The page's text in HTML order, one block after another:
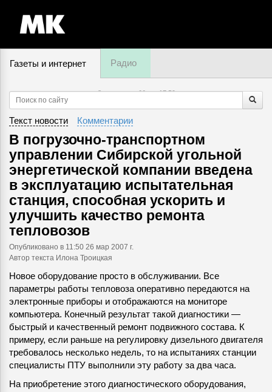
Газеты и интернет Радио
8 августа, суббота,17:59
Текст новости Комментарии
В погрузочно-транспортном
управлении Сибирской угольной
энергетической компании введена
в эксплуатацию испытательная
станция, способная ускорить и
улучшить качество ремонта
тепловозов
Опубликовано в 11:50 26 мар 2007 г.
Автор текста Илона Троицкая
Новое оборудование просто в обслуживании. Все
параметры работы тепловоза оперативно передаются на
электронные приборы и отображаются на мониторе
компьютера. Конечный результат такой диагностики —
быстрый и качественный ремонт подвижного состава. К
примеру, если раньше на регулировку дизельного двигателя
требовалось несколько недель, то на испытаниях станции
специалисты ПТУ выполнили эту работу за два часа.
На приобретение этого диагностического оборудования,